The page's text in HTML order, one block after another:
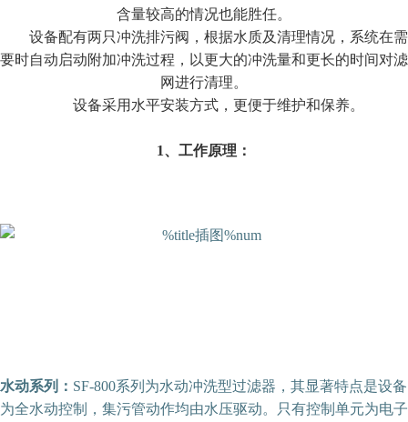
含量较高的情况也能胜任。
设备配有两只冲洗排污阀，根据水质及清理情况，系统在需
要时自动启动附加冲洗过程，以更大的冲洗量和更长的时间对滤
网进行清理。
设备采用水平安装方式，更便于维护和保养。
1、工作原理：
水动系列： SF-800系列为水动冲洗型过滤器，其显著特点是设备
为全水动控制，集污管动作均由水压驱动。只有控制单元为电子